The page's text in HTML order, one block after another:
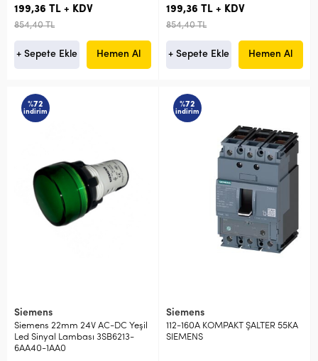
199,36 TL + KDV
854,40 TL
+ Sepete Ekle Hemen Al
199,36 TL + KDV
854,40 TL
+ Sepete Ekle Hemen Al
%72
indirim
Siemens
Siemens 22mm 24V AC-DC Yeşil
Led Sinyal Lambası 3SB6213-
6AA40-1AA0
%72
indirim
Siemens
112-160A KOMPAKT ŞALTER 55KA
SIEMENS